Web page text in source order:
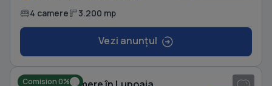
4 camere 3.200 mp
Vezi anunțul
Comision 0%